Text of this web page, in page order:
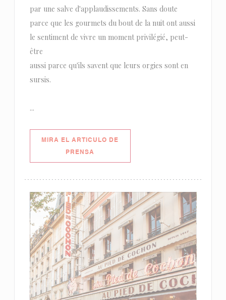
par une salve d'applaudissements. Sans doute
parce que les gourmets du bout de la nuit ont aussi
le sentiment de vivre un moment privilégié, peut-
être
aussi parce qu'ils savent que leurs orgies sont en
sursis.
...
MIRA EL ARTICULO DE
PRENSA